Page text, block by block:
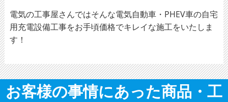
電気の工事屋さんではそんな電気自動車・PHEV車の自宅
用充電設備工事をお手頃価格でキレイな施工をいたしま
す！
お客様の事情にあった商品・工